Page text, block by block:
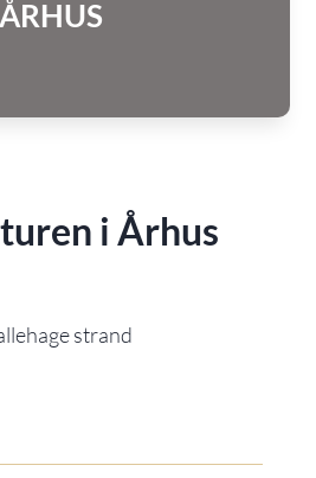
ÅRHUS
i Århus
strand